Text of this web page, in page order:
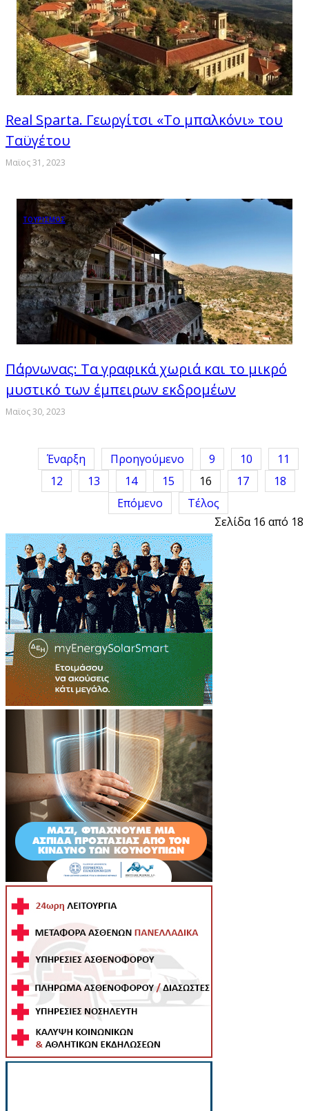
Real Sparta. Γεωργίτσι «Το μπαλκόνι» του
Ταϋγέτου
Μαϊος 31, 2023
ΤΟΥΡΙΣΜΟΣ
Πάρνωνας: Τα γραφικά χωριά και το μικρό
μυστικό των έμπειρων εκδρομέων
Μαϊος 30, 2023
Έναρξη Προηγούμενο 9 10
11
12
13 14 15 16 17
18
Επόμενο
Τέλος
Σελίδα 16 από 18